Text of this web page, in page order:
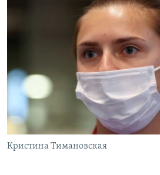
Кристина Тимановская